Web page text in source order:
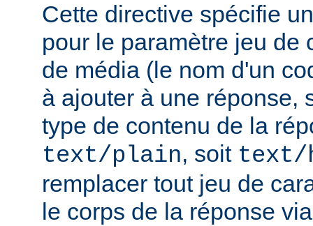
Cette directive spécifie
pour le paramètre jeu de
de média (le nom d'un
à ajouter à une réponse,
type de contenu de la
text/plain, soit text/
remplacer tout jeu de
le corps de la réponse